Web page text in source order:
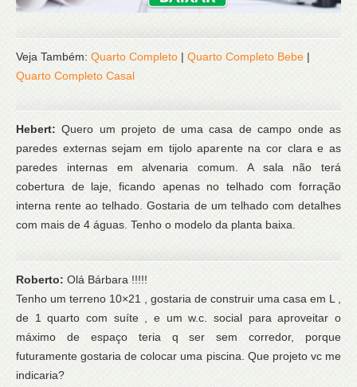
Veja Também: Quarto Completo | Quarto Completo Bebe |
Quarto Completo Casal
Hebert:Quero um projeto de uma casa de campo onde as
paredes externas sejam em tijolo aparente na cor clara e as
paredes internas em alvenaria comum. A sala não terá
cobertura de laje, ficando apenas no telhado com forração
interna rente ao telhado. Gostaria de um telhado com detalhes
com mais de 4 águas. Tenho o modelo da planta baixa.
Roberto: Olá Bárbara !!!!!
Tenho um terreno 10×21 , gostaria de construir uma casa em L ,
de 1 quarto com suíte , e um w.c. social para aproveitar o
máximo de espaço teria q ser sem corredor, porque
futuramente gostaria de colocar uma piscina. Que projeto vc me
indicaria?